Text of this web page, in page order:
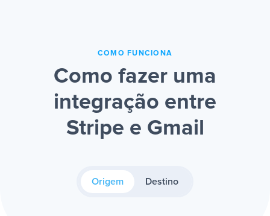
COMO FUNCIONA
Como fazer uma
integração entre
Stripe e Gmail
Origem Destino